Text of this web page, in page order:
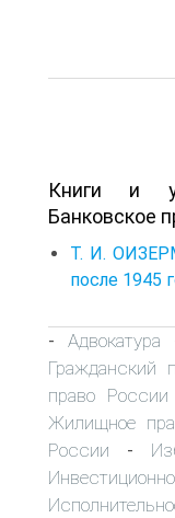
Книги и
Банковское
Т. И.
после 1945
- Адвокатура
Гражданский
право России
Жилищное
России -